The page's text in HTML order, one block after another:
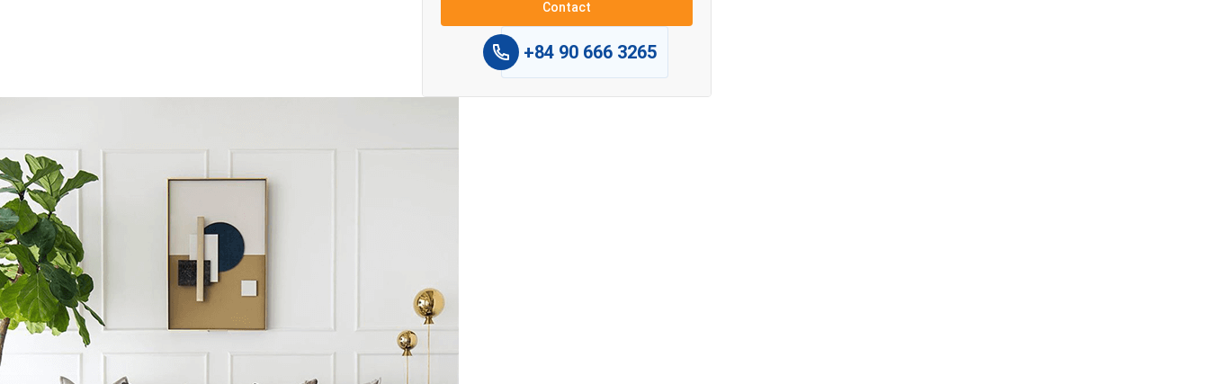
Trường THCS Chi Lăng
Co.op Food Tôn Đản
167 Đường Tôn Đản, Phường 14
LALA Beauty & Treatment Spa
355-356 lô M, Đoàn Văn Bơ, Phường 9, Quận 4
+84 90 666 3265